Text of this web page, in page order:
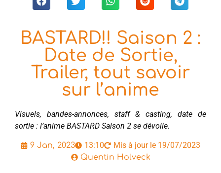
BASTARD!! Saison 2 :
Date de Sortie,
Trailer, tout savoir
sur l’anime
Visuels, bandes-annonces, staff & casting, date de
sortie : l’anime BASTARD Saison 2 se dévoile.
9 Jan, 2023 13:10 Mis à jour le 19/07/2023
Quentin Holveck